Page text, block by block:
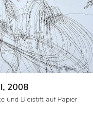
2008
und Bleistift auf Papier